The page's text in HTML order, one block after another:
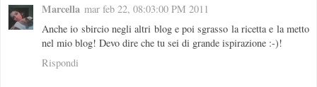
Marcella mar feb 22, 08:03:00 PM 2011
Anche io sbircio negli altri blog e poi sgrasso la ricetta e la metto
nel mio blog! Devo dire che tu sei di grande ispirazione :-)!
Rispondi